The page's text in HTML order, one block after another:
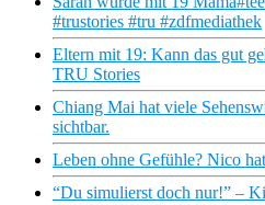
#trustories #tru #zdfmediathek
Eltern mit 19: Kann das gut
TRU Stories
Chiang Mai hat viele
sichtbar.
Leben ohne Gefühle? Nico
“Du simulierst doch nur!” –